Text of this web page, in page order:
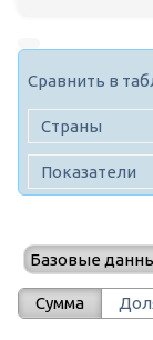
Сравнить в
Базовые
Сумма